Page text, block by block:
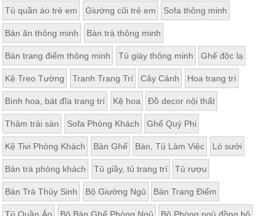
Tủ quần áo trẻ em Giường cũi trẻ em Sofa thông minh
Bàn ăn thông minh Bàn trà thông minh
Bàn trang điểm thông minh Tủ giày thông minh Ghế độc lạ
Kệ Treo Tường Tranh Trang Trí Cây Cảnh Hoa trang trí
Bình hoa, bát đĩa trang trí Kệ hoa Đồ decor nội thất
Thảm trải sàn Sofa Phòng Khách Ghế Quý Phi
Kệ Tivi Phòng Khách Bàn Ghế Bàn, Tủ Làm Việc Lò sưởi
Bàn trà phòng khách Tủ giầy, tủ trang trí Tủ rượu
Bàn Trà Thủy Sinh Bộ Giường Ngủ Bàn Trang Điểm
Tủ Quần Áo Bộ Bàn Ghế Phòng Ngủ Bộ Phòng ngủ đồng bộ